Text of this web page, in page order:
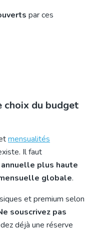
par ces
choix du budget
mensualités
Il faut
plus haute
globale.
et premium selon
souscrivez pas
déjà une réserve